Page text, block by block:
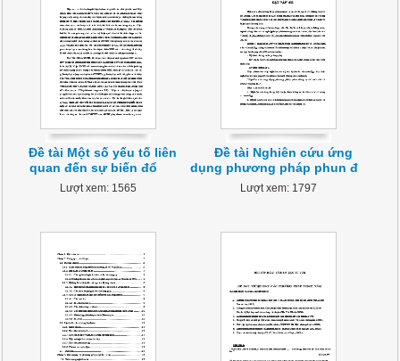
Đề tài Một số yếu tố liên
quan đến sự biến đổ
Lượt xem: 1565
Đề tài Nghiên cứu ứng
dụng phương pháp phun đ
Lượt xem: 1797